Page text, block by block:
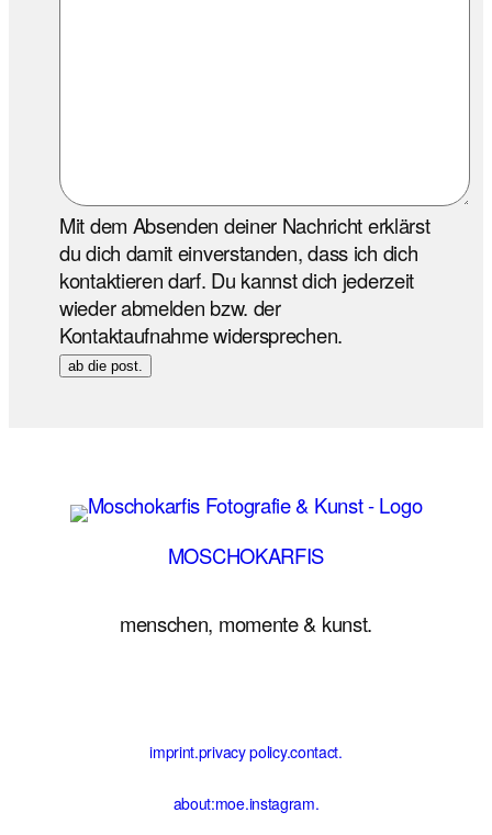
Mit dem Absenden deiner Nachricht erklärst
du dich damit einverstanden, dass ich dich
kontaktieren darf. Du kannst dich jederzeit
wieder abmelden bzw. der
Kontaktaufnahme widersprechen.
ab die post.
MOSCHOKARFIS
menschen, momente & kunst.
imprint.privacy policy.contact.
about:moe.instagram.